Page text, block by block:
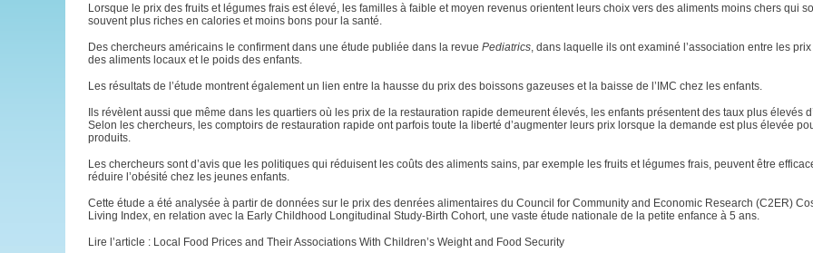
Lorsque le prix des fruits et légumes frais est élevé, les familles à faible et moyen revenus orientent leurs choix vers des aliments moins chers qui
souvent plus riches en calories et moins bons pour la santé.
Des chercheurs américains le confirment dans une étude publiée dans la revue Pediatrics, dans laquelle ils ont examiné l’association entre les
des aliments locaux et le poids des enfants.
Les résultats de l’étude montrent également un lien entre la hausse du prix des boissons gazeuses et la baisse de l’IMC chez les enfants.
Ils révèlent aussi que même dans les quartiers où les prix de la restauration rapide demeurent élevés, les enfants présentent des taux plus élevés
Selon les chercheurs, les comptoirs de restauration rapide ont parfois toute la liberté d’augmenter leurs prix lorsque la demande est plus élevée
produits.
Les chercheurs sont d’avis que les politiques qui réduisent les coûts des aliments sains, par exemple les fruits et légumes frais, peuvent être
réduire l’obésité chez les jeunes enfants.
Cette étude a été analysée à partir de données sur le prix des denrées alimentaires du Council for Community and Economic Research (C2ER)
Living Index, en relation avec la Early Childhood Longitudinal Study-Birth Cohort, une vaste étude nationale de la petite enfance à 5 ans.
Lire l’article : Local Food Prices and Their Associations With Children’s Weight and Food Security